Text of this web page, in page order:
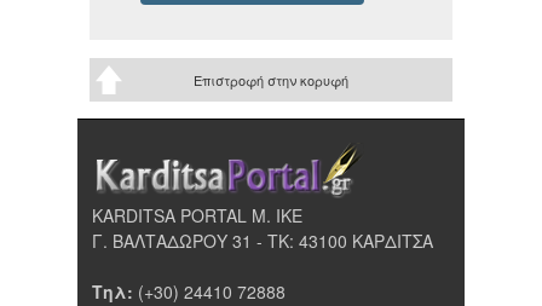
Επιστροφή στην κορυφή
KARDITSA PORTAL Μ. ΙΚΕ
Γ. ΒΑΛΤΑΔΩΡΟΥ 31 - ΤΚ: 43100 ΚΑΡΔΙΤΣΑ
Τηλ: (+30) 24410 72888